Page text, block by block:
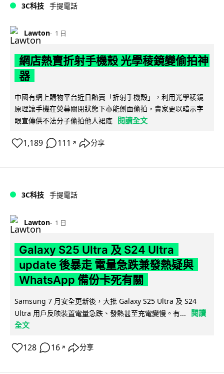
3C科技 手提電話
Lawton 1 日
網店熱賣折射手機殼 光學稜鏡變偷拍神
器
中國有網上購物平台近日熱賣「折射手機殼」，利用光學稜鏡
原理讓手機在熒幕關閉狀態下亦能側面偷拍，賣家更以暗示字
眼宣傳供不法分子偷拍他人裙底 閱讀全文
1,189 111 ↗ 分享
3C科技 手提電話
Lawton 1 日
Galaxy S25 Ultra 及 S24 Ultra
update 後暴走 電量急跌兼發熱疑與
WhatsApp 備份卡死有關
Samsung 7 月安全更新後，大批 Galaxy S25 Ultra 及 S24
Ultra 用戶反映裝置電量急跌、發熱甚至充電變慢。有...
閱讀
全文
128 16 ↗ 分享